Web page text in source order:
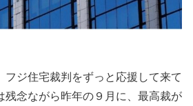
ジ住宅裁判をずっと応援して来て
残念ながら昨年の９月に、最高裁が